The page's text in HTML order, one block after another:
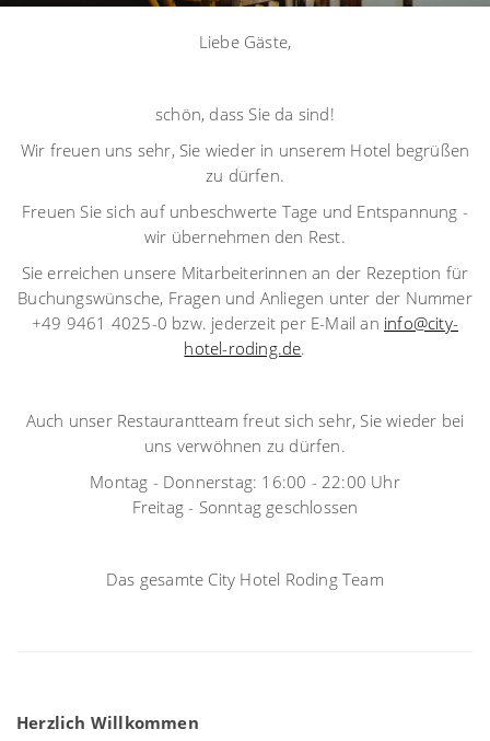
Liebe Gäste,
schön, dass Sie da sind!
Wir freuen uns sehr, Sie wieder in unserem Hotel begrüßen
zu dürfen.
Freuen Sie sich auf unbeschwerte Tage und Entspannung -
wir übernehmen den Rest.
Sie erreichen unsere Mitarbeiterinnen an der Rezeption für
Buchungswünsche, Fragen und Anliegen unter der Nummer
+49 9461 4025-0 bzw. jederzeit per E-Mail an info@city-
hotel-roding.de.
Auch unser Restaurantteam freut sich sehr, Sie wieder bei
uns verwöhnen zu dürfen.
Montag - Donnerstag: 16:00 - 22:00 Uhr
Freitag - Sonntag geschlossen
Das gesamte City Hotel Roding Team
Herzlich Willkommen